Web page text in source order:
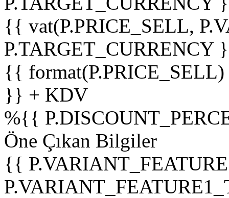
{{ vat(P.PRICE_SELL,
P.TARGET_CURRENCY
{{
}} + KDV
%{{
Öne Çıkan Bilgiler
{{